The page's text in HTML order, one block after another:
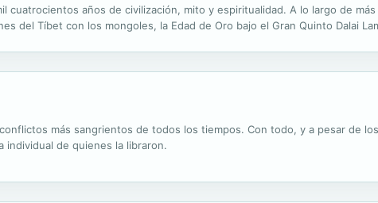
cuatrocientos años de civilización, mito y espiritualidad. A lo largo de
del Tíbet con los mongoles, la Edad de Oro bajo el Gran Quinto Dalai
más sangrientos de todos los tiempos. Con todo, y a pesar de
individual de quienes la libraron.